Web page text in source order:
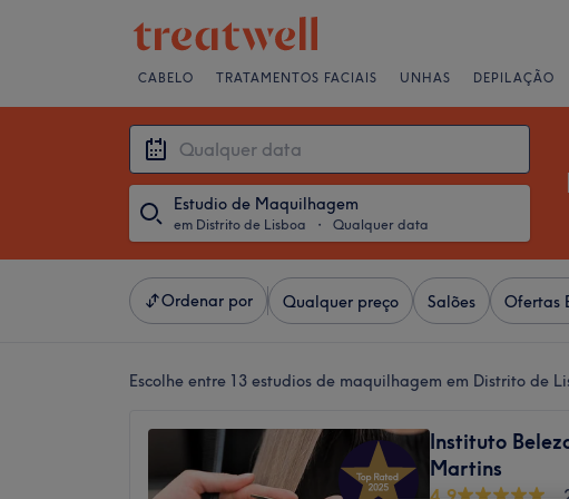
CABELO TRATAMENTOS FACIAIS UNHAS DEPILAÇÃO
Estudio de Maquilhagem
em Distrito de Lisboa ・ Qualquer data
Ordenar por Qualquer preço Salões Ofertas
Escolhe entre 13 estudios de maquilhagem em Distrito de
Instituto
Martins